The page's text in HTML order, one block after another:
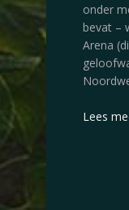
onder
bevat –
Arena
Lees